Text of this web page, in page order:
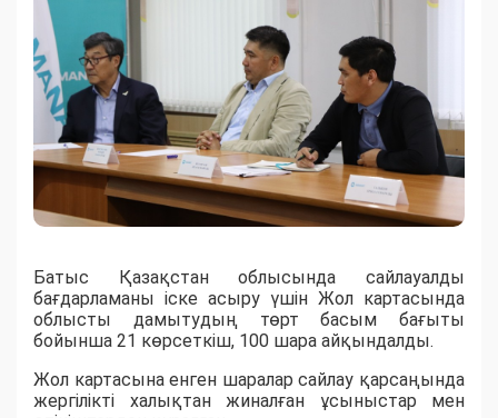
Батыс Қазақстан облысында сайлауалды
бағдарламаны іске асыру үшін Жол картасында
облысты дамытудың төрт басым бағыты
бойынша 21 көрсеткіш, 100 шара айқындалды.
Жол картасына енген шаралар сайлау қарсаңында
жергілікті халықтан жиналған ұсыныстар мен